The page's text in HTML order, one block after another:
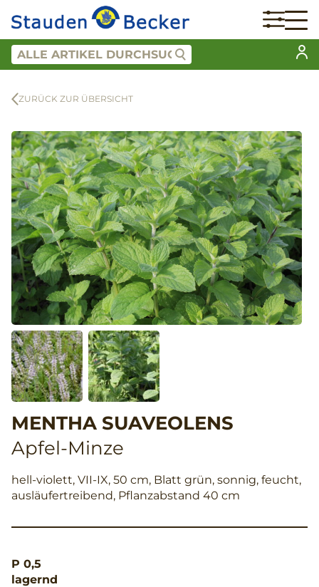
ZURÜCK ZUR ÜBERSICHT
MENTHA SUAVEOLENS
Apfel-Minze
hell-violett, VII-IX, 50 cm, Blatt grün, sonnig, feucht,
ausläufertreibend, Pflanzabstand 40 cm
P 0,5
lagernd